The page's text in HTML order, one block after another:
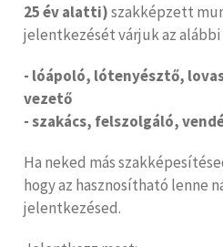
25 év alatti)szakképzett
jelentkezését várjuk az
- lóápoló, lótenyésztő,
vezető
- szakács, felszolgáló,
Ha neked más
hogy az hasznosítható lenne
jelentkezésed.